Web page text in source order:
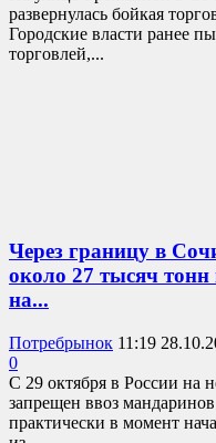
развернулась бойкая
Городские власти ранее
торговлей,...
Через границу в
около 27 тысяч
на...
Потребрынок 11:19
0
С 29 октября в России на
запрещен ввоз
практически в момент